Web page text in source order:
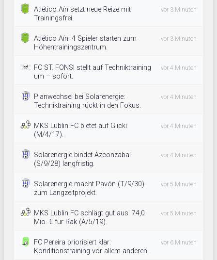
Atlético Aín setzt neue Reize mit
Trainingsfrei.
vor 3 Minuten
Atlético Aín: 4 Spieler starten zum
Höhentrainingszentrum.
vor 3 Minuten
FC ST. FONSI stellt auf Techniktraining
um – sofort.
vor 4 Minuten
Planwechsel bei Solarenergie:
Techniktraining rückt in den Fokus.
vor 4 Minuten
MKS Lublin FC bietet auf Glicki
(M/4/17).
vor 4 Minuten
Solarenergie bindet Azconzabal
(S/9/28) langfristig.
vor 4 Minuten
Solarenergie macht Pavón (T/9/30)
zum Langzeitprojekt.
vor 5 Minuten
MKS Lublin FC schlägt gut aus: 74,0
Mio. € für Rak (A/5/19).
vor 5 Minuten
FC Pereira priorisiert klar:
Konditionstraining vor allem anderen.
vor 6 Minuten